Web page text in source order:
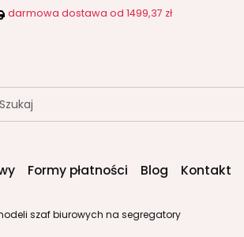
darmowa dostawa od 1499,37 zł
Formy płatności Blog Kontakt
szaf biurowych na segregatory